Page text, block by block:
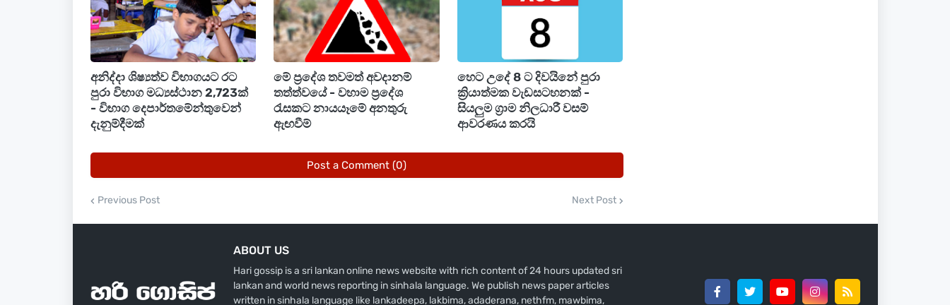
අනිද්දා ශිෂ්‍යත්ව විභාගයට රට
පුරා විභාග මධ්‍යස්ථාන 2,723ක්
- විභාග දෙපාර්තමේන්තුවෙන්
දැනුම්දීමක්
මේ ප්‍රදේශ තවමත් අවදානම්
තත්ත්වයේ - වහාම ප්‍රදේශ
රැසකට නායයෑමේ අනතුරු
ඇඟවීම්
හෙට උදේ 8 ට දිවයිනේ පුරා
ක්‍රියාත්මක වැඩසටහනක් -
සියලුම ග්‍රාම නිලධාරී වසම්
ආවරණය කරයි
Post a Comment (0)
Previous Post Next Post
ABOUT US
Hari gossip is a sri lankan online news website with rich content of 24 hours updated sri
lankan and world news reporting in sinhala language. We publish news paper articles
written in sinhala language like lankadeepa, lakbima, adaderana, nethfm, mawbima,